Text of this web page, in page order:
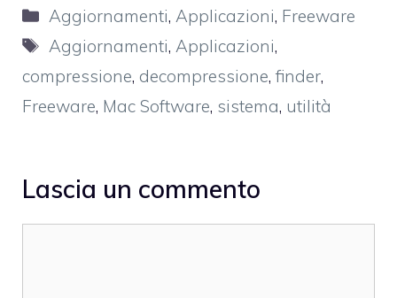
Categorie
Aggiornamenti, Applicazioni, Freeware
Tag
Aggiornamenti, Applicazioni,
compressione, decompressione, finder,
Freeware, Mac Software, sistema, utilità
Lascia un commento